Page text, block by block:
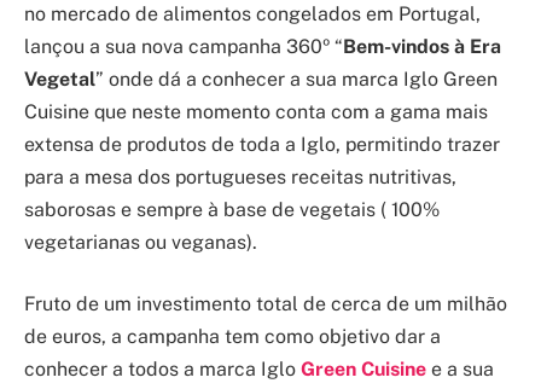
no mercado de alimentos congelados em Portugal,
lançou a sua nova campanha 360º “Bem-vindos à Era
Vegetal” onde dá a conhecer a sua marca Iglo Green
Cuisine que neste momento conta com a gama mais
extensa de produtos de toda a Iglo, permitindo trazer
para a mesa dos portugueses receitas nutritivas,
saborosas e sempre à base de vegetais ( 100%
vegetarianas ou veganas).
Fruto de um investimento total de cerca de um milhão
de euros, a campanha tem como objetivo dar a
conhecer a todos a marca Iglo Green Cuisine e a sua